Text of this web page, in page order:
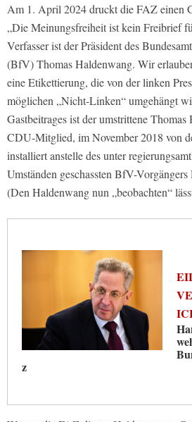
Am 1. April 2024 druckt die FAZ einen
„Die Meinungsfreiheit ist kein Freibrief
Verfasser ist der Präsident des
(BfV) Thomas Haldenwang. Wir
eine Etikettierung, die von der linken
möglichen „Nicht-Linken“ umgehängt
Gastbeitrages ist der umstrittene
CDU-Mitglied, im November 2018 von
installiert anstelle des unter
Umständen geschassten BfV-
(Den Haldenwang nun „beobachten“
z